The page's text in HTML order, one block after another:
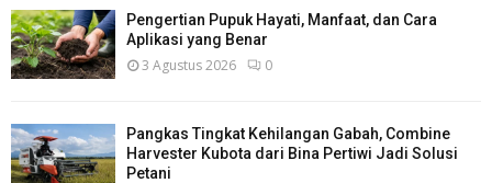
Pengertian Pupuk Hayati, Manfaat, dan Cara
Aplikasi yang Benar
3 Agustus 2026 0
Pangkas Tingkat Kehilangan Gabah, Combine
Harvester Kubota dari Bina Pertiwi Jadi Solusi
Petani